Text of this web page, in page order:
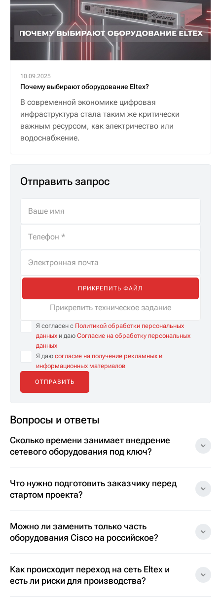
10.09.2025
Почему выбирают оборудование Eltex?
В современной экономике цифровая
инфраструктура стала таким же критически
важным ресурсом, как электричество или
водоснабжение.
Отправить запрос
ПРИКРЕПИТЬ ФАЙЛ
Прикрепить техническое задание
Я согласен с Политикой обработки персональных
данных и даю Согласие на обработку персональных
данных
Я даю согласие на получение рекламных и
информационных материалов
Вопросы и ответы
Сколько времени занимает внедрение
сетевого оборудования под ключ?
Что нужно подготовить заказчику перед
стартом проекта?
Можно ли заменить только часть
оборудования Cisco на российское?
Как происходит переход на сеть Eltex и
есть ли риски для производства?